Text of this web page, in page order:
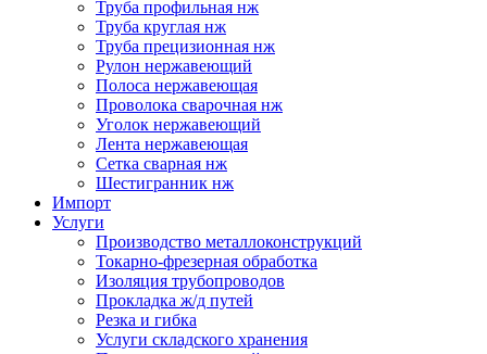
Труба профильная нж
Труба круглая нж
Труба прецизионная нж
Рулон нержавеющий
Полоса нержавеющая
Проволока сварочная нж
Уголок нержавеющий
Лента нержавеющая
Сетка сварная нж
Шестигранник нж
Импорт
Услуги
Производство металлоконструкций
Токарно-фрезерная обработка
Изоляция трубопроводов
Прокладка ж/д путей
Резка и гибка
Услуги складского хранения